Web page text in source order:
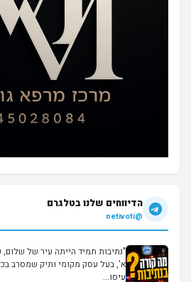
הדיווחים שלנו בטלגרם
@netivoti
"נתיבות תמיד הייתה עיר של
א', בעל עסק מקומי ותיק שמסרב
עיסו...